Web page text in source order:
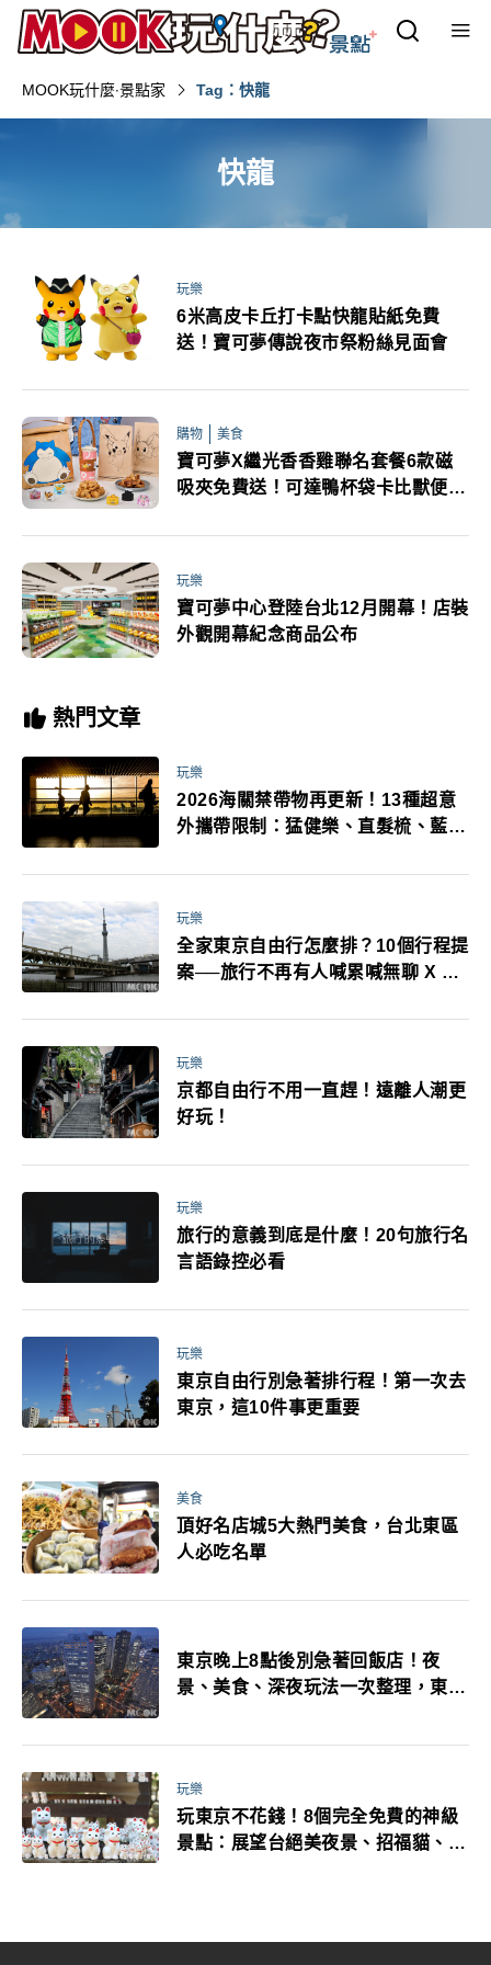
MOOK玩什麼‧景點家 Tag：快龍
快龍
玩樂
6米高皮卡丘打卡點快龍貼紙免費
送！寶可夢傳說夜市祭粉絲見面會
購物 美食
寶可夢X繼光香香雞聯名套餐6款磁
吸夾免費送！可達鴨杯袋卡比獸便當
玩樂
寶可夢中心登陸台北12月開幕！店裝
外觀開幕紀念商品公布
熱門文章
玩樂
2026海關禁帶物再更新！13種超意
外攜帶限制：猛健樂、直髮梳、藍牙
萬！注意事項一次看！
玩樂
全家東京自由行怎麼排？10個行程提
案──旅行不再有人喊累喊無聊 X 爸
玩樂
京都自由行不用一直趕！遠離人潮更
好玩！
玩樂
旅行的意義到底是什麼！20句旅行名
言語錄控必看
玩樂
東京自由行別急著排行程！第一次去
東京，這10件事更重要
美食
頂好名店城5大熱門美食，台北東區
人必吃名單
東京晚上8點後別急著回飯店！夜
景、美食、深夜玩法一次整理，東京
玩樂
玩東京不花錢！8個完全免費的神級
景點：展望台絕美夜景、招福貓、皇